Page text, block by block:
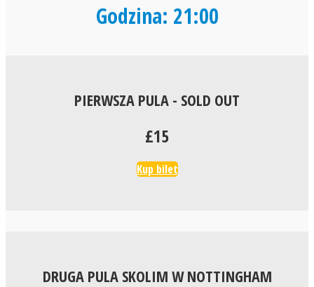
Godzina: 21:00
PIERWSZA PULA - SOLD OUT
£15
Kup bilet
DRUGA PULA SKOLIM W NOTTINGHAM